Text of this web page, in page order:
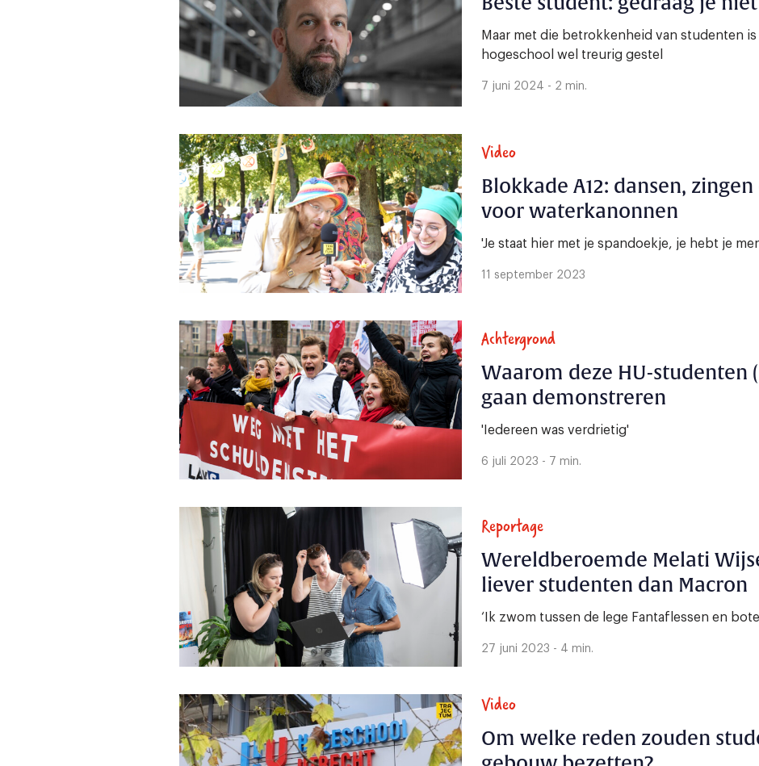
Maar met die betrokkenheid van studenten
hogeschool wel treurig gestel
7 juni 2024 - 2 min.
Video
Blokkade A12: dansen,
voor waterkanonnen
'Je staat hier met je spandoekje, je hebt je
11 september 2023
Achtergrond
Waarom deze HU-studenten
gaan demonstreren
'Iedereen was verdrietig'
6 juli 2023 - 7 min.
Reportage
Wereldberoemde Melati
liever studenten dan Macron
‘Ik zwom tussen de lege Fantaflessen en
27 juni 2023 - 4 min.
Video
Om welke reden zouden